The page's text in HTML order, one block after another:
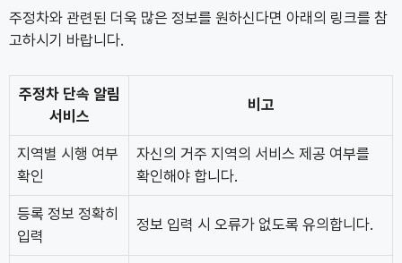
주정차와 관련된 더욱 많은 정보를 원하신다면 아래의 링크를 참
고하시기 바랍니다.
주정차 단속 알림
서비스
비고
지역별 시행 여부
확인
자신의 거주 지역의 서비스 제공 여부를
확인해야 합니다.
등록 정보 정확히
입력
정보 입력 시 오류가 없도록 유의합니다.